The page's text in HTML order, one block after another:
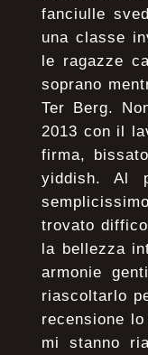
fanciulle
una classe
le ragazze
soprano
Ter Berg.
2013 con il
firma,
yiddish. Al
trovato
la bellezza
armonie
riascoltarlo
recensione
mi stanno